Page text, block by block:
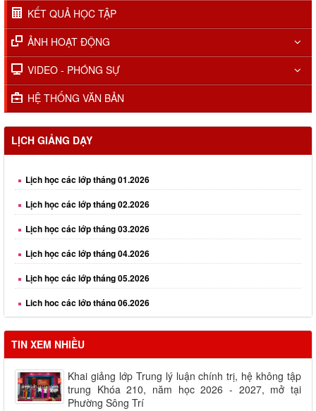
KẾT QUẢ HỌC TẬP
ẢNH HOẠT ĐỘNG
VIDEO - PHÓNG SỰ
HỆ THỐNG VĂN BẢN
LỊCH GIẢNG DẠY
Lịch học các lớp tháng 02.2026
Lịch học các lớp tháng 03.2026
Lịch học các lớp tháng 04.2026
Lịch học các lớp tháng 05.2026
Lịch học các lớp tháng 06.2026
Lịch học các lớp tháng 08.2026
TIN XEM NHIỀU
Khai giảng lớp Trung lý luận chính trị, hệ không tập
trung Khóa 210, năm học 2026 - 2027, mở tại
Phường Sông Trí